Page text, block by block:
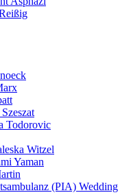
Todorovic
Witzel
Yaman
(PIA) Wedding